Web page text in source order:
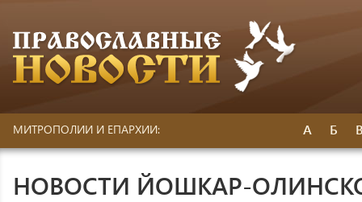
МИТРОПОЛИИ И ЕПАРХИИ: А Б
НОВОСТИ ЙОШКАР-